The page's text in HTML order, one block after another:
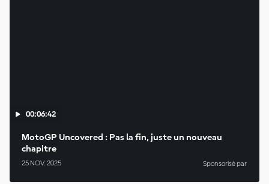
00:06:42
MotoGP Uncovered : Pas la fin, juste un nouveau
chapitre
25 NOV. 2025 Sponsorisé par